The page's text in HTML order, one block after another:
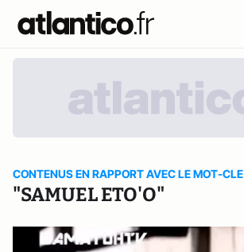
CONTENUS EN RAPPORT AVEC LE MOT-CLE
"SAMUEL ETO'O"